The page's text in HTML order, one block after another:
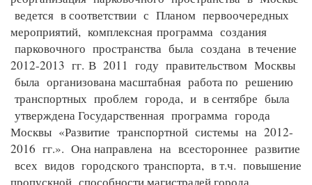
ведется в соответствии с Планом первоочередных
мероприятий, комплексная программа создания
парковочного пространства была создана в течение
2012-2013 гг. В 2011 году правительством Москвы
была организована масштабная работа по решению
транспортных проблем города, и в сентябре была
утверждена Государственная программа города
Москвы «Развитие транспортной системы на 2012-
2016 гг.». Она направлена на всестороннее развитие
всех видов городского транспорта, в т.ч. повышение